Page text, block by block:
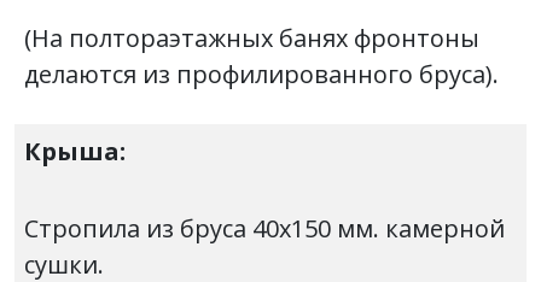
(На полтораэтажных банях фронтоны
делаются из профилированного бруса).
Крыша:
Стропила из бруса 40х150 мм. камерной
сушки.